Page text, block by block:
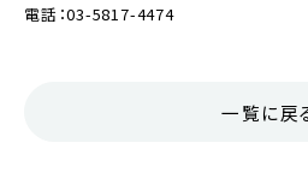
電話：03-5817-4474
一覧に戻